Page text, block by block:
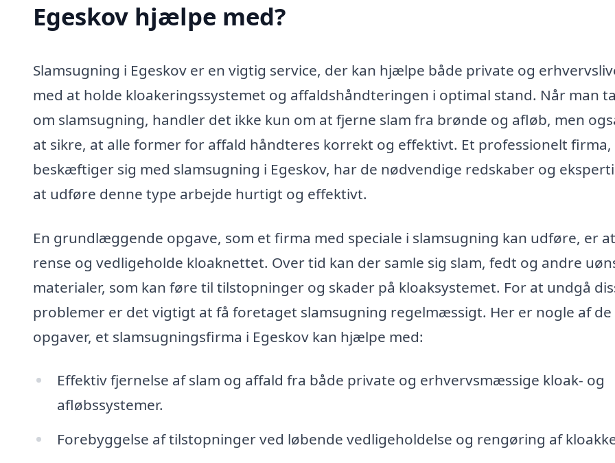
Egeskov hjælpe med?
Slamsugning i Egeskov er en vigtig service, der kan hjælpe både private og
med at holde kloakeringssystemet og affaldshåndteringen i optimal stand. Når man
om slamsugning, handler det ikke kun om at fjerne slam fra brønde og afløb, men
at sikre, at alle former for affald håndteres korrekt og effektivt. Et professionelt
beskæftiger sig med slamsugning i Egeskov, har de nødvendige redskaber og
at udføre denne type arbejde hurtigt og effektivt.
En grundlæggende opgave, som et firma med speciale i slamsugning kan udføre, er at
rense og vedligeholde kloaknettet. Over tid kan der samle sig slam, fedt og andre
materialer, som kan føre til tilstopninger og skader på kloaksystemet. For at undgå
problemer er det vigtigt at få foretaget slamsugning regelmæssigt. Her er nogle af de
opgaver, et slamsugningsfirma i Egeskov kan hjælpe med:
Effektiv fjernelse af slam og affald fra både private og erhvervsmæssige kloak- og
afløbssystemer.
Forebyggelse af tilstopninger ved løbende vedligeholdelse og rengøring af